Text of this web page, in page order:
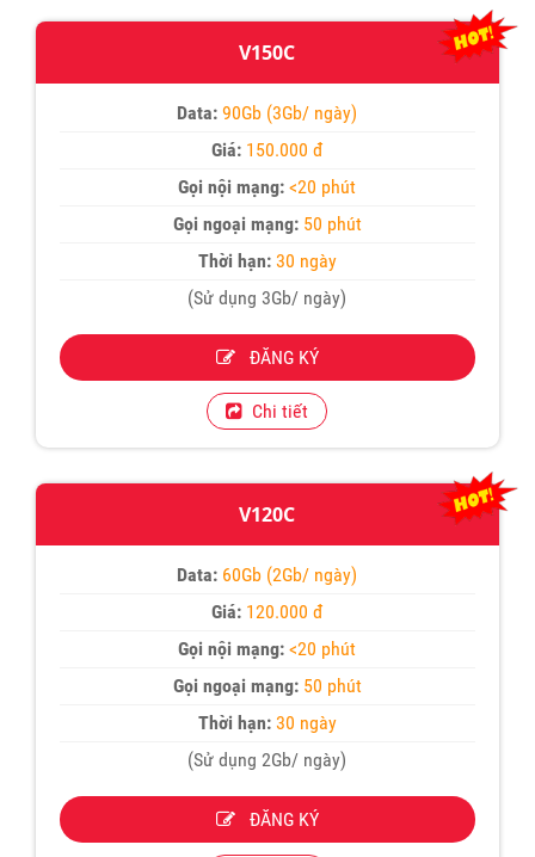
V150C
Data: 90Gb (3Gb/ ngày)
Giá: 150.000 đ
Gọi nội mạng:<20 phút
Gọi ngoại mạng:50 phút
Thời hạn:30 ngày
(Sử dụng 3Gb/ ngày)
ĐĂNG KÝ
Chi tiết
V120C
Data: 60Gb (2Gb/ ngày)
Giá: 120.000 đ
Gọi nội mạng:<20 phút
Gọi ngoại mạng:50 phút
Thời hạn:30 ngày
(Sử dụng 2Gb/ ngày)
ĐĂNG KÝ